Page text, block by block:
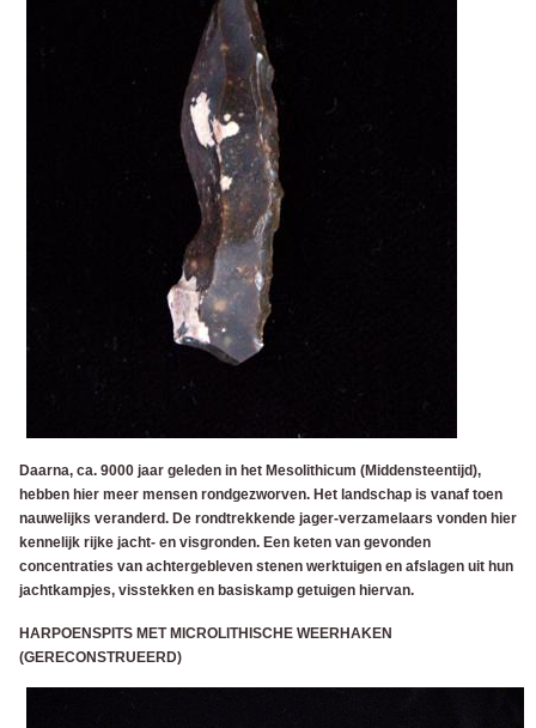
Daarna, ca. 9000 jaar geleden in het Mesolithicum (Middensteentijd),
hebben hier meer mensen rondgezworven. Het landschap is vanaf toen
nauwelijks veranderd. De rondtrekkende jager-verzamelaars vonden hier
kennelijk rijke jacht- en visgronden. Een keten van gevonden
concentraties van achtergebleven stenen werktuigen en afslagen uit hun
jachtkampjes, visstekken en basiskamp getuigen hiervan.
HARPOENSPITS MET MICROLITHISCHE WEERHAKEN
(GERECONSTRUEERD)